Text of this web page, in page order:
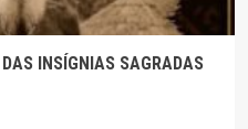
INSÍGNIAS SAGRADAS